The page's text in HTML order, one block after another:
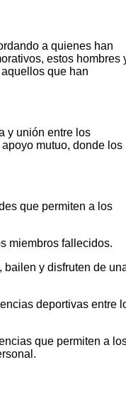
a quienes han
estos hombres
que han
y unión entre los
mutuo, donde los
que permiten a los
miembros fallecidos.
y disfruten de
deportivas entre
que permiten a